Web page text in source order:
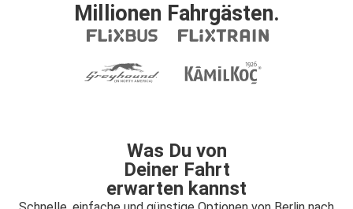
Millionen Fahrgästen.
Was Du von
Deiner Fahrt
erwarten kannst